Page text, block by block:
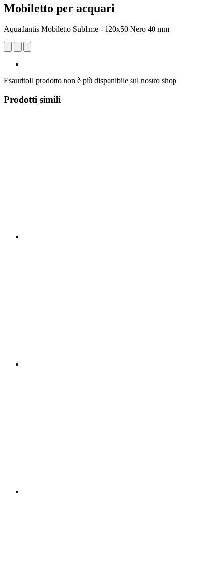
Mobiletto per acquari
Aquatlantis Mobiletto Sublime - 120x50 Nero 40 mm
EsauritoIl prodotto non è più disponibile sul nostro shop
Prodotti simili